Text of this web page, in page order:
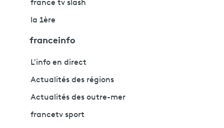
france tv slash
la 1ère
franceinfo
L'info en direct
Actualités des régions
Actualités des outre-mer
francetv sport